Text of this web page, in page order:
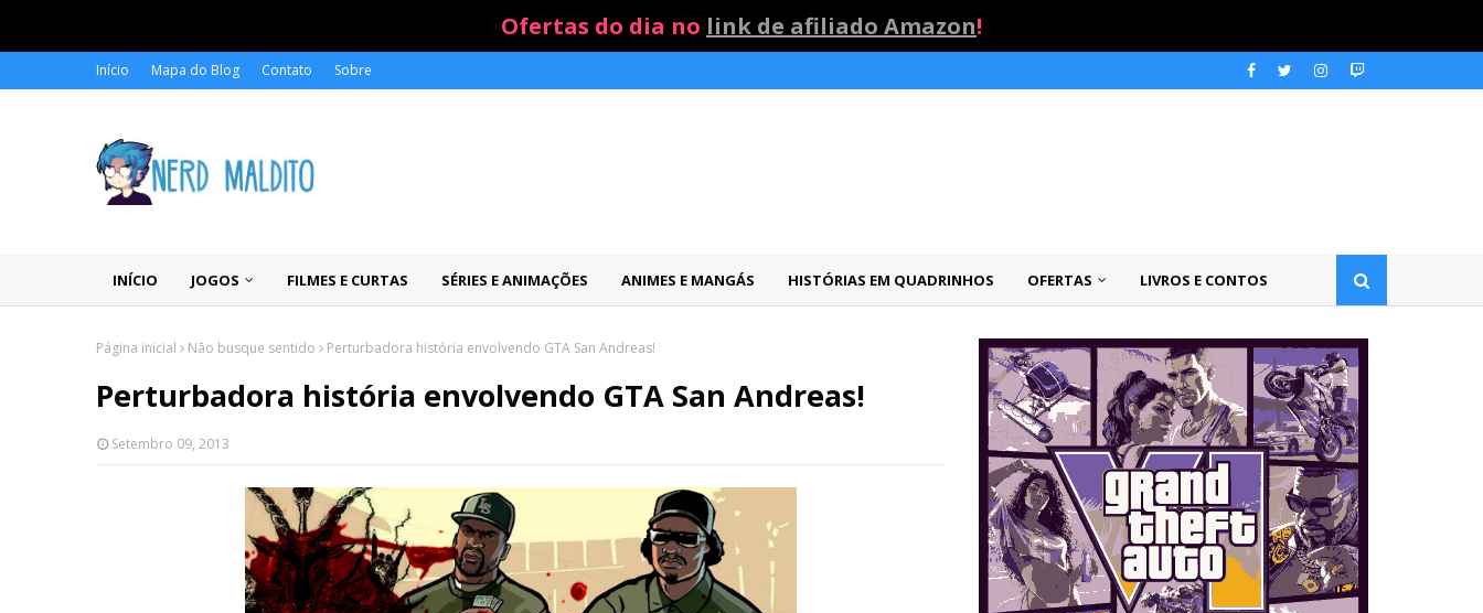
Ofertas do dia no link de afiliado Amazon!
Início Mapa do Blog Contato Sobre
INÍCIO JOGOS FILMES E CURTAS SÉRIES E ANIMAÇÕES ANIMES E MANGÁS HISTÓRIAS EM QUADRINHOS OFERTAS LIVROS E CONTOS
Página inicial Não busque sentido Perturbadora história envolvendo GTA San Andreas!
Perturbadora história envolvendo GTA San Andreas!
Setembro 09, 2013